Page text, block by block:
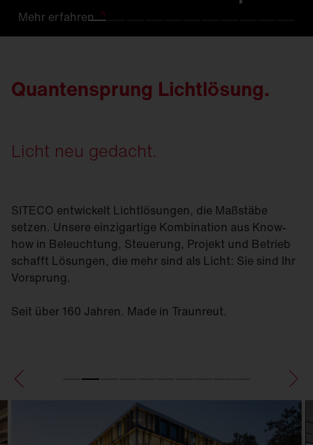
Mehr erfahren
Mehr erfahren.
Mehr erfahren
Mehr erfahren
Mehr erfahren
Mehr erfahren
Mehr erfahren
Mehr erfahren
Mehr erfahren.
Mehr erfahren
Mehr erfahren
Quantensprung Lichtlösung.
Licht neu gedacht.
SITECO entwickelt Lichtlösungen, die Maßstäbe
setzen. Unsere einzigartige Kombination aus Know-
how in Beleuchtung, Steuerung, Projekt und Betrieb
schafft Lösungen, die mehr sind als Licht: Sie sind Ihr
Vorsprung.
Seit über 160 Jahren. Made in Traunreut.